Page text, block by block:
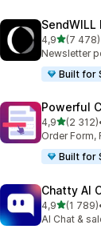
SendWILL
4,9av 5(7 478)
Totalt 7478
Newsletter
Built for
Powerful
4,9av 5(2 312)
Totalt 2312
Order Form,
Built for
Chatty AI
4,9av 5(1 789)
Totalt 1789
AI Chat &